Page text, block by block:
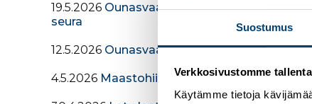
Suostumus
Verkkosivustomme
Käytämme tietoja
19.5.2026 Ounasvaaran Hiihtouseura nousi
seura
12.5.2026 Ounasvaaran Hiihtoseura hakee
4.5.2026 Maastohiihdon Hopeasompa-